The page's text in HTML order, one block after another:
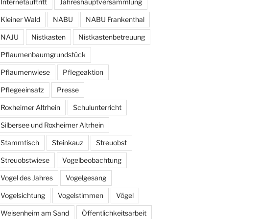
Kleiner Wald NABU NABU Frankenthal
NAJU Nistkasten Nistkastenbetreuung
Pflaumenbaumgrundstück
Pflaumenwiese Pflegeaktion
Pflegeeinsatz Presse
Roxheimer Altrhein Schulunterricht
Silbersee und Roxheimer Altrhein
Stammtisch Steinkauz Streuobst
Streuobstwiese Vogelbeobachtung
Vogel des Jahres Vogelgesang
Vogelsichtung Vogelstimmen Vögel
Weisenheim am Sand Öffentlichkeitsarbeit